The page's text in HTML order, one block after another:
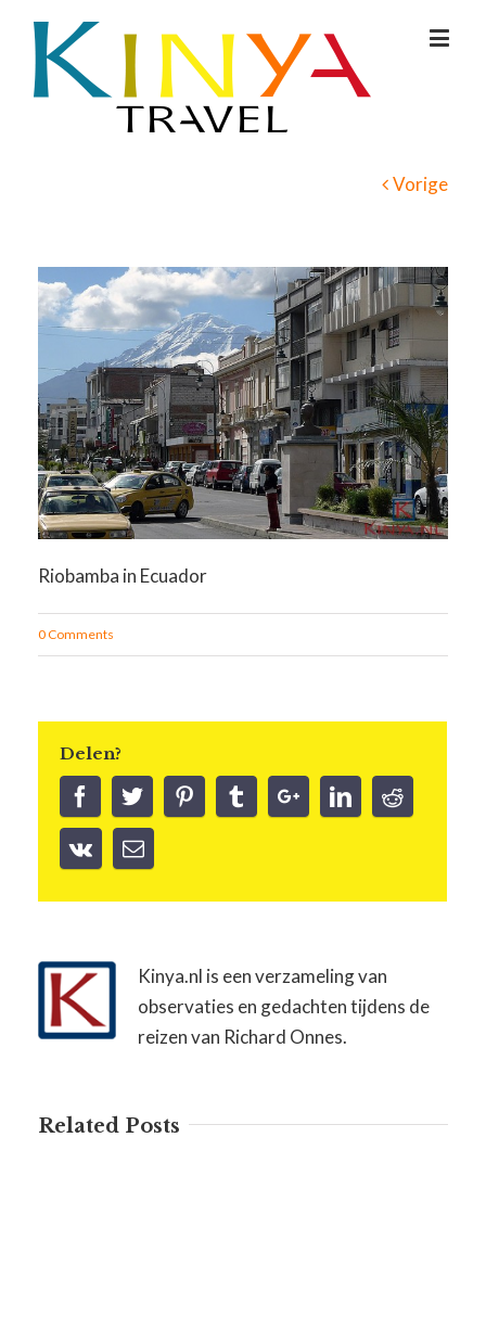
Vorige
Riobamba in Ecuador
0 Comments
Delen?
Kinya.nl is een verzameling van
observaties en gedachten tijdens de
reizen van Richard Onnes.
Related Posts